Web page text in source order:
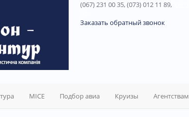
(067) 231 00 35, (073) 012 11 89,
Заказать обратный звонок
MICE Подбор авиа Круизы Агентствам